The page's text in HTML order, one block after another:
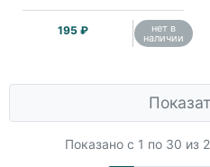
195 ₽ нет в
наличии
Показано с 1 по 30 из